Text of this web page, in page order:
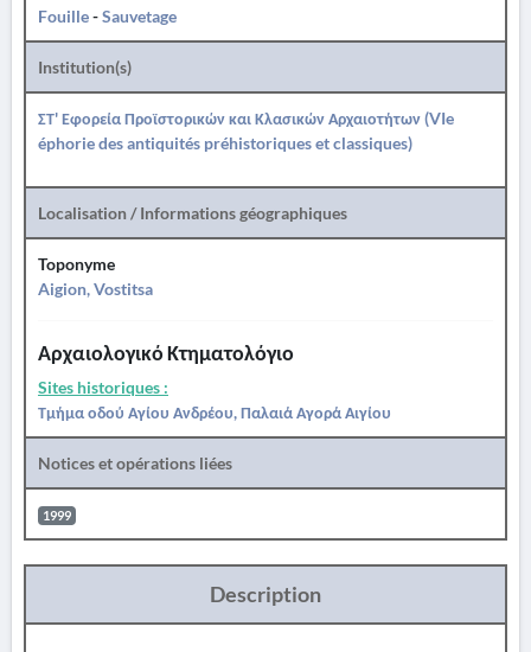
Fouille-Sauvetage
Institution(s)
ΣΤ' Εφορεία Προϊστορικών και Κλασικών Αρχαιοτήτων (VIe
éphorie des antiquités préhistoriques et classiques)
Localisation / Informations géographiques
Toponyme
Aigion, Vostitsa
Αρχαιολογικό Κτηματολόγιο
Sites historiques :
Τμήμα οδού Αγίου Ανδρέου, Παλαιά Αγορά Αιγίου
Notices et opérations liées
1999
Description